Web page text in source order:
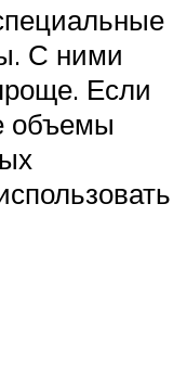
С ними
Если
объемы